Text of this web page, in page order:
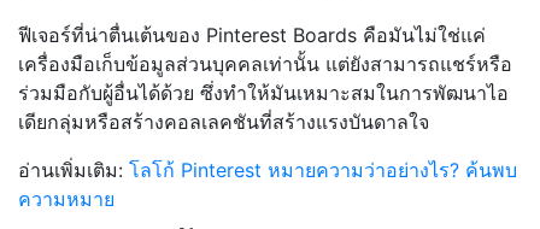
ฟีเจอร์ที่น่าตื่นเต้นของ Pinterest Boards คือมันไม่ใช่แค่
เครื่องมือเก็บข้อมูลส่วนบุคคลเท่านั้น แต่ยังสามารถแชร์หรือ
ร่วมมือกับผู้อื่นได้ด้วย ซึ่งทำให้มันเหมาะสมในการพัฒนาไอ
เดียกลุ่มหรือสร้างคอลเลคชันที่สร้างแรงบันดาลใจ
อ่านเพิ่มเติม: โลโก้ Pinterest หมายความว่าอย่างไร? ค้นพบ
ความหมาย